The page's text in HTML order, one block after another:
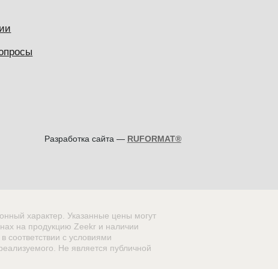
Разработка сайта — RUFORMAT®
характер. Указанные цены могут
на продукцию Zeekr и наличии
с условиями
Не является публичной